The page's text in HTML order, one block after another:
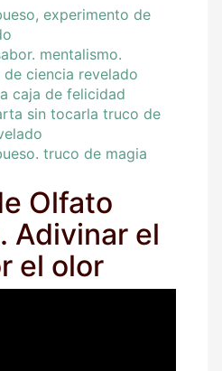
experimento de
mentalismo.
ciencia revelado
caja de felicidad
sin tocarla truco de
truco de magia
Olfato
Adivinar el
el olor